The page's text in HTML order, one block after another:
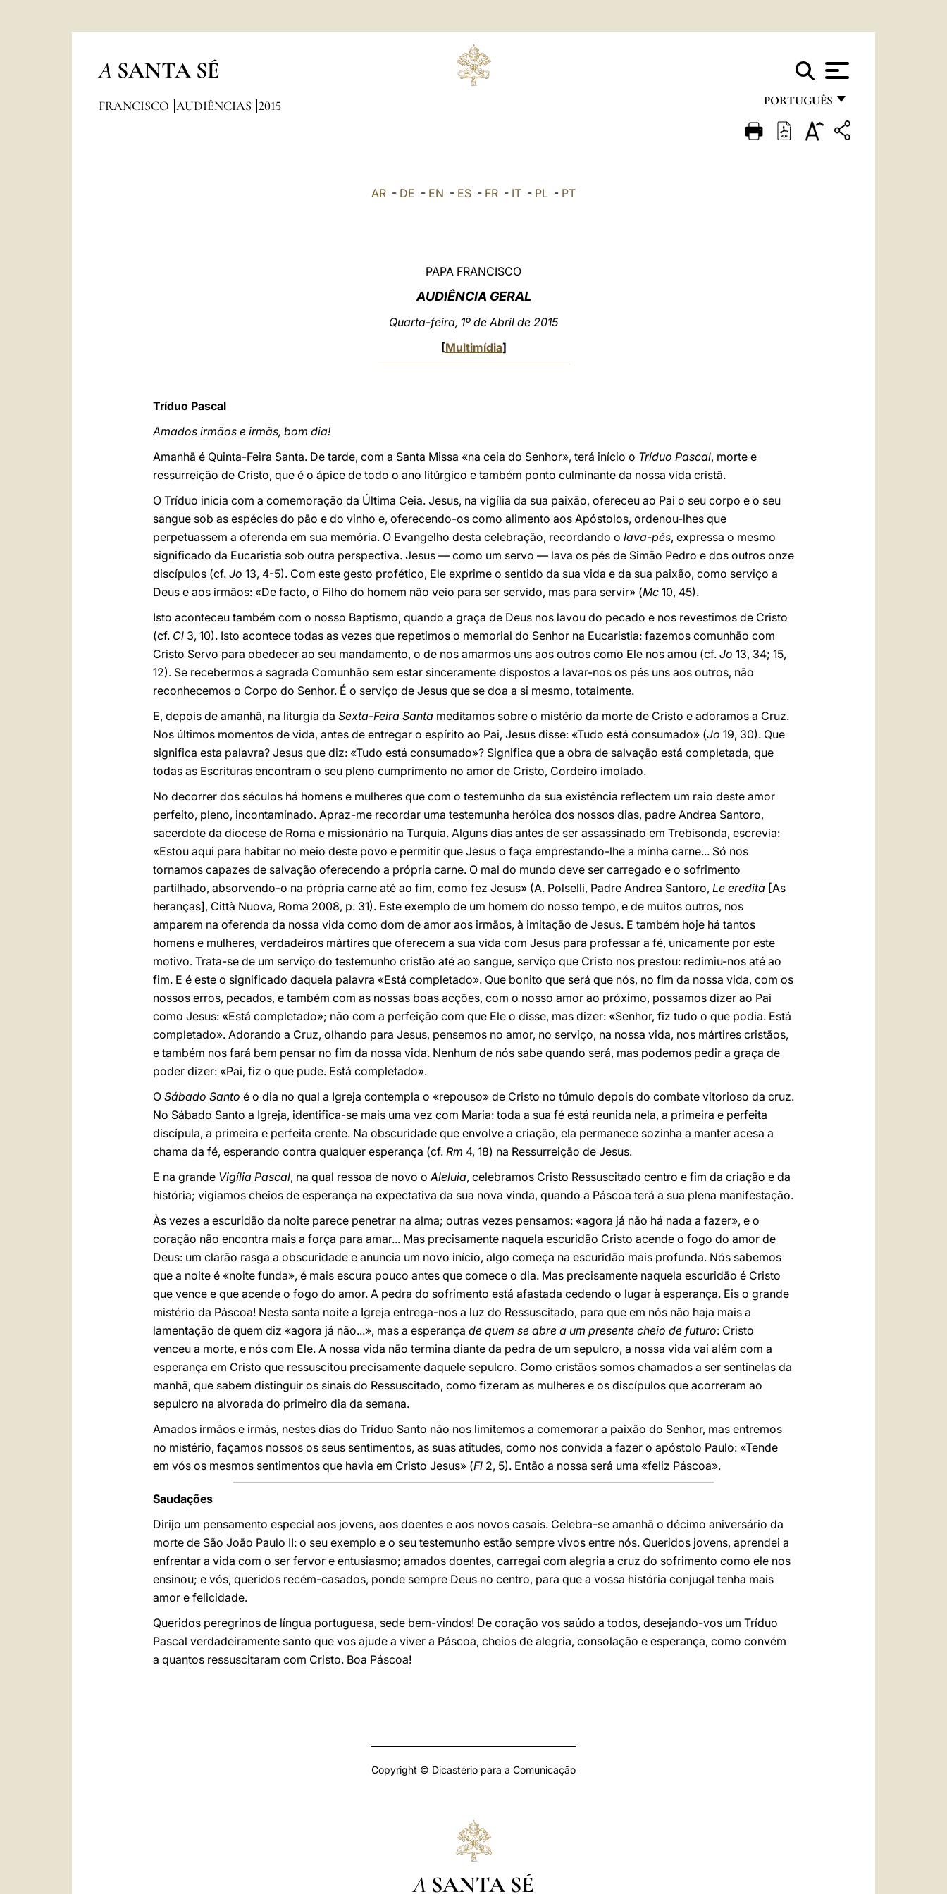
A SANTA SÉ
PORTUGUÊS
FRANÇAIS
FRANCISCO AUDIÊNCIAS 2015
AR - DE - EN - ES - FR - IT - PL - PT
PAPA FRANCISCO
AUDIÊNCIA GERAL
Quarta-feira, 1º de Abril de 2015
[Multimídia]
Tríduo Pascal
Amados irmãos e irmãs, bom dia!
Amanhã é Quinta-Feira Santa. De tarde, com a Santa Missa «na ceia do Senhor», terá início o Tríduo Pascal, morte e
ressurreição de Cristo, que é o ápice de todo o ano litúrgico e também ponto culminante da nossa vida cristã.
O Tríduo inicia com a comemoração da Última Ceia. Jesus, na vigília da sua paixão, ofereceu ao Pai o seu corpo e o seu
sangue sob as espécies do pão e do vinho e, oferecendo-os como alimento aos Apóstolos, ordenou-lhes que
perpetuassem a oferenda em sua memória. O Evangelho desta celebração, recordando o lava-pés, expressa o mesmo
significado da Eucaristia sob outra perspectiva. Jesus — como um servo — lava os pés de Simão Pedro e dos outros onze
discípulos (cf. Jo 13, 4-5). Com este gesto profético, Ele exprime o sentido da sua vida e da sua paixão, como serviço a
Deus e aos irmãos: «De facto, o Filho do homem não veio para ser servido, mas para servir» (Mc 10, 45).
Isto aconteceu também com o nosso Baptismo, quando a graça de Deus nos lavou do pecado e nos revestimos de Cristo
(cf. Cl 3, 10). Isto acontece todas as vezes que repetimos o memorial do Senhor na Eucaristia: fazemos comunhão com
Cristo Servo para obedecer ao seu mandamento, o de nos amarmos uns aos outros como Ele nos amou (cf. Jo 13, 34; 15,
12). Se recebermos a sagrada Comunhão sem estar sinceramente dispostos a lavar-nos os pés uns aos outros, não
reconhecemos o Corpo do Senhor. É o serviço de Jesus que se doa a si mesmo, totalmente.
E, depois de amanhã, na liturgia da Sexta-Feira Santa meditamos sobre o mistério da morte de Cristo e adoramos a Cruz.
Nos últimos momentos de vida, antes de entregar o espírito ao Pai, Jesus disse: «Tudo está consumado» (Jo 19, 30). Que
significa esta palavra? Jesus que diz: «Tudo está consumado»? Significa que a obra de salvação está completada, que
todas as Escrituras encontram o seu pleno cumprimento no amor de Cristo, Cordeiro imolado.
No decorrer dos séculos há homens e mulheres que com o testemunho da sua existência reflectem um raio deste amor
perfeito, pleno, incontaminado. Apraz-me recordar uma testemunha heróica dos nossos dias, padre Andrea Santoro,
sacerdote da diocese de Roma e missionário na Turquia. Alguns dias antes de ser assassinado em Trebisonda, escrevia:
«Estou aqui para habitar no meio deste povo e permitir que Jesus o faça emprestando-lhe a minha carne... Só nos
tornamos capazes de salvação oferecendo a própria carne. O mal do mundo deve ser carregado e o sofrimento
partilhado, absorvendo-o na própria carne até ao fim, como fez Jesus» (A. Polselli, Padre Andrea Santoro, Le eredità [As
heranças], Città Nuova, Roma 2008, p. 31). Este exemplo de um homem do nosso tempo, e de muitos outros, nos
amparem na oferenda da nossa vida como dom de amor aos irmãos, à imitação de Jesus. E também hoje há tantos
homens e mulheres, verdadeiros mártires que oferecem a sua vida com Jesus para professar a fé, unicamente por este
motivo. Trata-se de um serviço do testemunho cristão até ao sangue, serviço que Cristo nos prestou: redimiu-nos até ao
fim. E é este o significado daquela palavra «Está completado». Que bonito que será que nós, no fim da nossa vida, com os
nossos erros, pecados, e também com as nossas boas acções, com o nosso amor ao próximo, possamos dizer ao Pai
como Jesus: «Está completado»; não com a perfeição com que Ele o disse, mas dizer: «Senhor, fiz tudo o que podia. Está
completado». Adorando a Cruz, olhando para Jesus, pensemos no amor, no serviço, na nossa vida, nos mártires cristãos,
e também nos fará bem pensar no fim da nossa vida. Nenhum de nós sabe quando será, mas podemos pedir a graça de
poder dizer: «Pai, fiz o que pude. Está completado».
O Sábado Santo é o dia no qual a Igreja contempla o «repouso» de Cristo no túmulo depois do combate vitorioso da cruz.
No Sábado Santo a Igreja, identifica-se mais uma vez com Maria: toda a sua fé está reunida nela, a primeira e perfeita
discípula, a primeira e perfeita crente. Na obscuridade que envolve a criação, ela permanece sozinha a manter acesa a
chama da fé, esperando contra qualquer esperança (cf. Rm 4, 18) na Ressurreição de Jesus.
E na grande Vigília Pascal, na qual ressoa de novo oAleluia, celebramos Cristo Ressuscitado centro e fim da criação e da
história; vigiamos cheios de esperança na expectativa da sua nova vinda, quando a Páscoa terá a sua plena manifestação.
Às vezes a escuridão da noite parece penetrar na alma; outras vezes pensamos: «agora já não há nada a fazer», e o
coração não encontra mais a força para amar... Mas precisamente naquela escuridão Cristo acende o fogo do amor de
Deus: um clarão rasga a obscuridade e anuncia um novo início, algo começa na escuridão mais profunda. Nós sabemos
que a noite é «noite funda», é mais escura pouco antes que comece o dia. Mas precisamente naquela escuridão é Cristo
que vence e que acende o fogo do amor. A pedra do sofrimento está afastada cedendo o lugar à esperança. Eis o grande
mistério da Páscoa! Nesta santa noite a Igreja entrega-nos a luz do Ressuscitado, para que em nós não haja mais a
lamentação de quem diz «agora já não...», mas a esperança de quem se abre a um presente cheio de futuro: Cristo
venceu a morte, e nós com Ele. A nossa vida não termina diante da pedra de um sepulcro, a nossa vida vai além com a
esperança em Cristo que ressuscitou precisamente daquele sepulcro. Como cristãos somos chamados a ser sentinelas da
manhã, que sabem distinguir os sinais do Ressuscitado, como fizeram as mulheres e os discípulos que acorreram ao
sepulcro na alvorada do primeiro dia da semana.
Amados irmãos e irmãs, nestes dias do Tríduo Santo não nos limitemos a comemorar a paixão do Senhor, mas entremos
no mistério, façamos nossos os seus sentimentos, as suas atitudes, como nos convida a fazer o apóstolo Paulo: «Tende
em vós os mesmos sentimentos que havia em Cristo Jesus» (Fl 2, 5). Então a nossa será uma «feliz Páscoa».
Saudações
Dirijo um pensamento especial aos jovens, aos doentes e aos novos casais. Celebra-se amanhã o décimo aniversário da
morte de São João Paulo II: o seu exemplo e o seu testemunho estão sempre vivos entre nós. Queridos jovens, aprendei a
enfrentar a vida com o ser fervor e entusiasmo; amados doentes, carregai com alegria a cruz do sofrimento como ele nos
ensinou; e vós, queridos recém-casados, ponde sempre Deus no centro, para que a vossa história conjugal tenha mais
amor e felicidade.
Queridos peregrinos de língua portuguesa, sede bem-vindos! De coração vos saúdo a todos, desejando-vos um Tríduo
Pascal verdadeiramente santo que vos ajude a viver a Páscoa, cheios de alegria, consolação e esperança, como convém
a quantos ressuscitaram com Cristo. Boa Páscoa!
Copyright © Dicastério para a Comunicação
A SANTA SÉ